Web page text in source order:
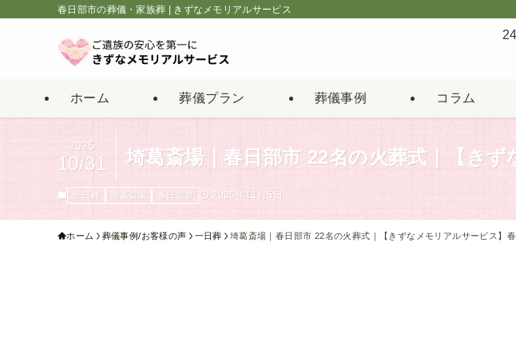
春日部市の葬儀・家族葬 | きずなメモリアルサービス
ホーム 葬儀プラン 葬儀事例 コラム
埼葛斎場｜春日部市 22名の火葬式｜【き
2025
10/31
一日葬 埼葛斎場 春日部市 2025年11月5日
ホーム 葬儀事例/お客様の声 一日葬 埼葛斎場｜春日部市 22名の火葬式｜【きずなメモリアルサービス】